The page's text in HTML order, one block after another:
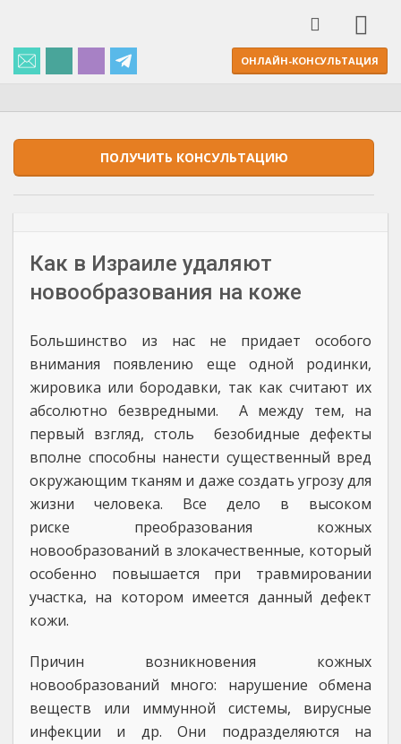
ОНЛАЙН-КОНСУЛЬТАЦИЯ
ПОЛУЧИТЬ КОНСУЛЬТАЦИЮ
Как в Израиле удаляют
новообразования на коже
Большинство из нас не придает особого
внимания появлению еще одной родинки,
жировика или бородавки, так как считают их
абсолютно безвредными. А между тем, на
первый взгляд, столь безобидные дефекты
вполне способны нанести существенный вред
окружающим тканям и даже создать угрозу для
жизни человека. Все дело в высоком
риске преобразования кожных
новообразований в злокачественные, который
особенно повышается при травмировании
участка, на котором имеется данный дефект
кожи.
Причин возникновения кожных
новообразований много: нарушение обмена
веществ или иммунной системы, вирусные
инфекции и др. Они подразделяются на